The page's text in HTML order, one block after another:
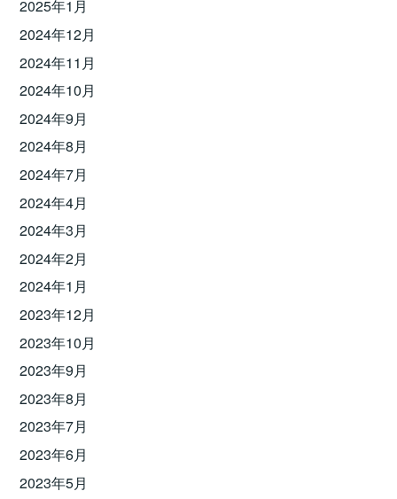
2025年1月
2024年12月
2024年11月
2024年10月
2024年9月
2024年8月
2024年7月
2024年4月
2024年3月
2024年2月
2024年1月
2023年12月
2023年10月
2023年9月
2023年8月
2023年7月
2023年6月
2023年5月